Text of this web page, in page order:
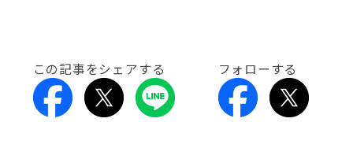
この記事をシェアする フォローする